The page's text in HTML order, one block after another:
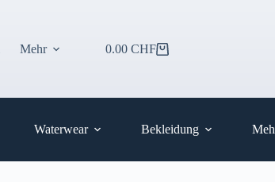
Mehr Warenkorb
0.00 CHF
Waterwear Bekleidung